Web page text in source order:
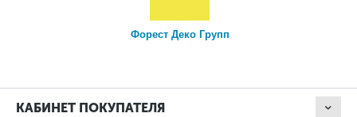
Форест Деко Групп
КАБИНЕТ ПОКУПАТЕЛЯ